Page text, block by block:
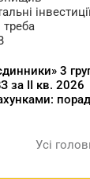
3
за ІІ кв. 2026
Усі